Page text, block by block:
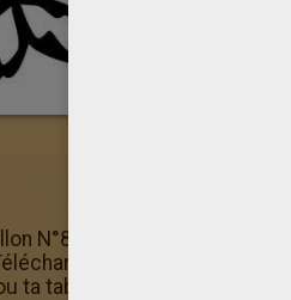
N°8, propose à tes amis
l'application
ta tablette.